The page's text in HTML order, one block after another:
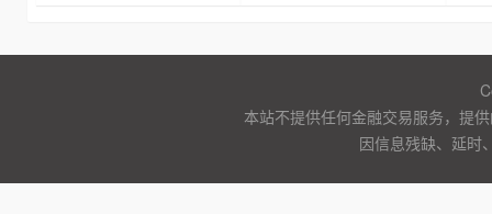
本站不提供任何金融交易服务，提
因信息残缺、延时